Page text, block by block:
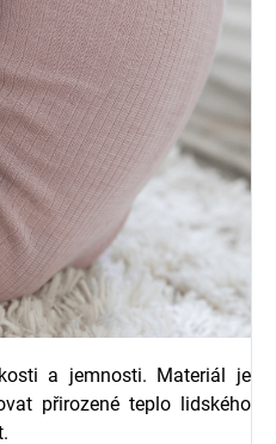
a jemnosti. Materiál je
přirozené teplo lidského